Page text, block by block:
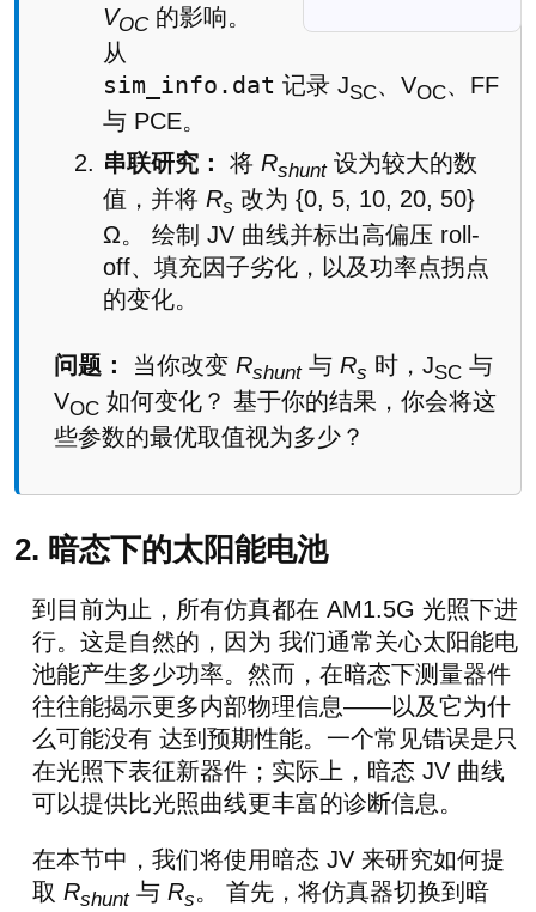
VOC的影响。
从
sim_info.dat 记录 JSC、VOC、FF
与 PCE。
串联研究：
将 Rshunt设为较大的数
值，并将 Rs 改为 {0, 5, 10, 20, 50}
Ω。 绘制 JV 曲线并标出高偏压 roll-
off、填充因子劣化，以及功率点拐点
的变化。
问题： 当你改变 Rshunt与 Rs 时，JSC与
VOC如何变化？ 基于你的结果，你会将这
些参数的最优取值视为多少？
2. 暗态下的太阳能电池
到目前为止，所有仿真都在 AM1.5G 光照下进
行。这是自然的，因为 我们通常关心太阳能电
池能产生多少功率。然而，在暗态下测量器件
往往能揭示更多内部物理信息——以及它为什
么可能没有 达到预期性能。一个常见错误是只
在光照下表征新器件；实际上，暗态 JV 曲线
可以提供比光照曲线更丰富的诊断信息。
在本节中，我们将使用暗态 JV 来研究如何提
取 Rshunt与 Rs。 首先，将仿真器切换到暗